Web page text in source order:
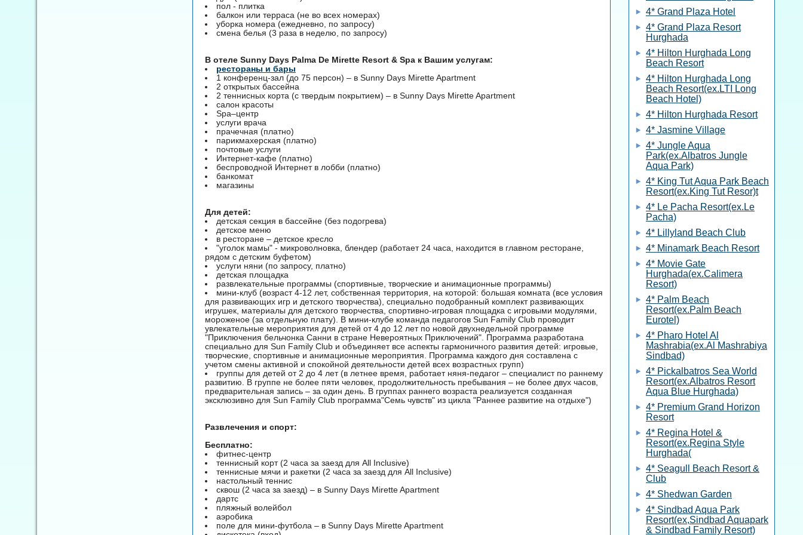
пол - плитка
балкон или терраса (не во всех номерах)
уборка номера (ежедневно, по запросу)
смена белья (3 раза в неделю, по запросу)
B отеле Sunny Days Palma De Mirette Resort & Spa к Вашим услугам:
рестораны и бары
1 конференц-зал (до 75 персон) – в Sunny Days Mirette Apartment
2 открытых бассейна
2 теннисных корта (с твердым покрытием) – в Sunny Days Mirette Apartment
салон красоты
Spa–центр
услуги врача
прачечная (платно)
парикмахерская (платно)
почтовые услуги
Интернет-кафе (платно)
беспроводной Интернет в лобби (платно)
банкомат
магазины
Для детей:
детская секция в бассейне (без подогрева)
детское меню
в ресторане – детское кресло
"уголок мамы" - микроволновка, блендер (работает 24 часа, находится в главном ресторане,
рядом с детским буфетом)
услуги няни (по запросу, платно)
детская площадка
развлекательные программы (спортивные, творческие и анимационные программы)
мини-клуб (возраст 4-12 лет, собственная территория, на которой: большая комната (все условия
для развивающих игр и детского творчества), специально подобранный комплект развивающих
игрушек, материалы для детского творчества, спортивно-игровая площадка с игровыми модулями,
мороженое (за отдельную плату). В мини-клубе команда педагогов Sun Family Club проводит
увлекательные мероприятия для детей от 4 до 12 лет по новой двухнедельной программе
"Приключения бельчонка Санни в стране Невероятных Приключений". Программа разработана
специально для Sun Family Club и объединяет все аспекты гармоничного развития детей: игровые,
творческие, спортивные и анимационные мероприятия. Программа каждого дня составлена с
учетом смены активной и спокойной деятельности детей всех возрастных групп)
группы для детей от 2 до 4 лет (в летнее время, работает няня-педагог – специалист по раннему
развитию. В группе не более пяти человек, продолжительность пребывания – не более двух часов,
предварительная запись – за один день. В группах раннего возраста реализуется созданная
эксклюзивно для Sun Family Club программа"Семь чувств" из цикла "Раннее развитие на отдыхе")
Развлечения и спорт:
Бесплатно:
фитнес-центр
теннисный корт (2 часа за заезд для All Inclusive)
теннисные мячи и ракетки (2 часа за заезд для All Inclusive)
настольный теннис
сквош (2 часа за заезд) – в Sunny Days Mirette Apartment
дартс
пляжный волейбол
аэробика
поле для мини-футбола – в Sunny Days Mirette Apartment
4* Grand Plaza Hotel
4* Grand Plaza Resort
Hurghada
4* Hilton Hurghada Long
Beach Resort
4* Hilton Hurghada Long
Beach Resort(ex.LTI Long
Beach Hotel)
4* Hilton Hurghada Resort
4* Jasmine Village
4* Jungle Aqua
Park(ex.Albatros Jungle
Aqua Park)
4* King Tut Aqua Park Beach
Resort(ex.King Tut Resor)t
4* Le Pacha Resort(ex.Le
Pacha)
4* Lillyland Beach Club
4* Minamark Beach Resort
4* Movie Gate
Hurghada(ex.Calimera
Resort)
4* Palm Beach
Resort(ex.Palm Beach
Eurotel)
4* Pharo Hotel Al
Mashrabia(ex.Al Mashrabiya
Sindbad)
4* Pickalbatros Sea World
Resort(ex.Albatros Resort
Aqua Blue Hurghada)
4* Premium Grand Horizon
Resort
4* Regina Hotel &
Resort(ex.Regina Style
Hurghada(
4* Seagull Beach Resort &
Club
4* Shedwan Garden
4* Sindbad Aqua Park
Resort(ex,Sindbad Aquapark
& Sindbad Family Resort)